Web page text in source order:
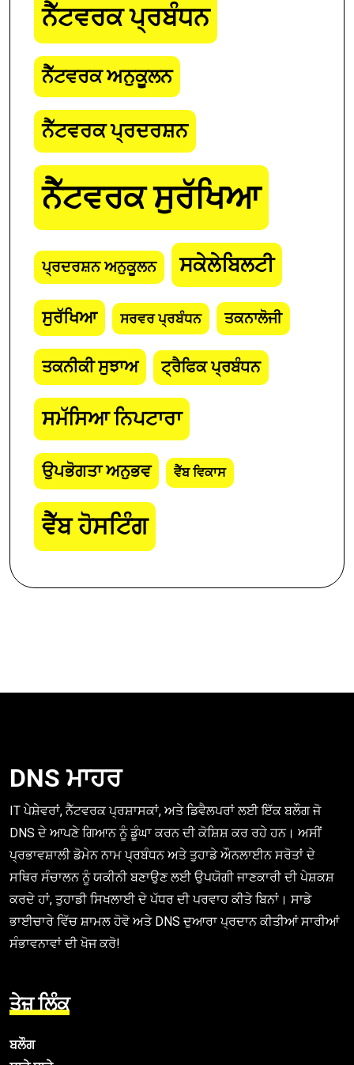
ਨੈੱਟਵਰਕ ਪ੍ਰਬੰਧਨ
ਨੈੱਟਵਰਕ ਅਨੁਕੂਲਨ
ਨੈੱਟਵਰਕ ਪ੍ਰਦਰਸ਼ਨ
ਨੈੱਟਵਰਕ ਸੁਰੱਖਿਆ
ਪ੍ਰਦਰਸ਼ਨ ਅਨੁਕੂਲਨ ਸਕੇਲੇਬਿਲਟੀ
ਸੁਰੱਖਿਆ ਸਰਵਰ ਪ੍ਰਬੰਧਨ ਤਕਨਾਲੋਜੀ
ਤਕਨੀਕੀ ਸੁਝਾਅ ਟ੍ਰੈਫਿਕ ਪ੍ਰਬੰਧਨ
ਸਮੱਸਿਆ ਨਿਪਟਾਰਾ
ਉਪਭੋਗਤਾ ਅਨੁਭਵ ਵੈੱਬ ਵਿਕਾਸ
ਵੈੱਬ ਹੋਸਟਿੰਗ
DNS ਮਾਹਰ
IT ਪੇਸ਼ੇਵਰਾਂ, ਨੈੱਟਵਰਕ ਪ੍ਰਸ਼ਾਸਕਾਂ, ਅਤੇ ਡਿਵੈਲਪਰਾਂ ਲਈ ਇੱਕ ਬਲੌਗ ਜੋ
DNS ਦੇ ਆਪਣੇ ਗਿਆਨ ਨੂੰ ਡੂੰਘਾ ਕਰਨ ਦੀ ਕੋਸ਼ਿਸ਼ ਕਰ ਰਹੇ ਹਨ। ਅਸੀਂ
ਪ੍ਰਭਾਵਸ਼ਾਲੀ ਡੋਮੇਨ ਨਾਮ ਪ੍ਰਬੰਧਨ ਅਤੇ ਤੁਹਾਡੇ ਔਨਲਾਈਨ ਸਰੋਤਾਂ ਦੇ
ਸਥਿਰ ਸੰਚਾਲਨ ਨੂੰ ਯਕੀਨੀ ਬਣਾਉਣ ਲਈ ਉਪਯੋਗੀ ਜਾਣਕਾਰੀ ਦੀ ਪੇਸ਼ਕਸ਼
ਕਰਦੇ ਹਾਂ, ਤੁਹਾਡੀ ਸਿਖਲਾਈ ਦੇ ਪੱਧਰ ਦੀ ਪਰਵਾਹ ਕੀਤੇ ਬਿਨਾਂ। ਸਾਡੇ
ਭਾਈਚਾਰੇ ਵਿੱਚ ਸ਼ਾਮਲ ਹੋਵੋ ਅਤੇ DNS ਦੁਆਰਾ ਪ੍ਰਦਾਨ ਕੀਤੀਆਂ ਸਾਰੀਆਂ
ਸੰਭਾਵਨਾਵਾਂ ਦੀ ਖੋਜ ਕਰੋ!
ਤੇਜ਼ ਲਿੰਕ
ਬਲੌਗ